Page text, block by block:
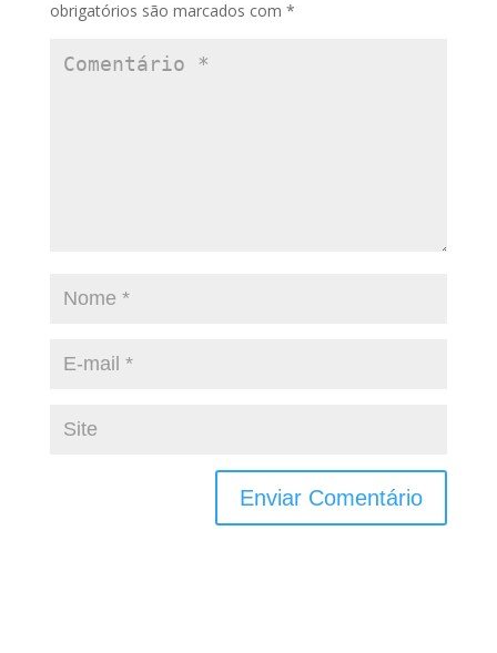
obrigatórios são marcados com *